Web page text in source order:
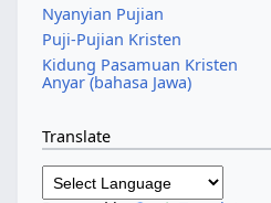
Nyanyian Pujian
Puji-Pujian Kristen
Kidung Pasamuan Kristen
Anyar (bahasa Jawa)
Translate